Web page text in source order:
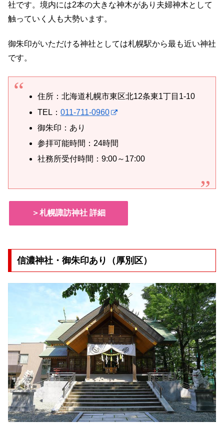
社です。境内には2本の大きな神木があり夫婦神木として
触っていく人も大勢います。
御朱印がいただける神社としては札幌駅から最も近い神社
です。
住所：北海道札幌市東区北12条東1丁目1-10
TEL： 011-711-0960
御朱印：あり
参拝可能時間：24時間
社務所受付時間：9:00～17:00
＞札幌諏訪神社 詳細
信濃神社・御朱印あり（厚別区）